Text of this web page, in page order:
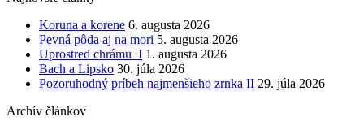
Koruna a korene 6. augusta 2026
Pevná pôda aj na mori 5. augusta 2026
Uprostred chrámu I 1. augusta 2026
Bach a Lipsko 30. júla 2026
Pozoruhodný príbeh najmenšieho zrnka II 29. júla 2026
Archív článkov